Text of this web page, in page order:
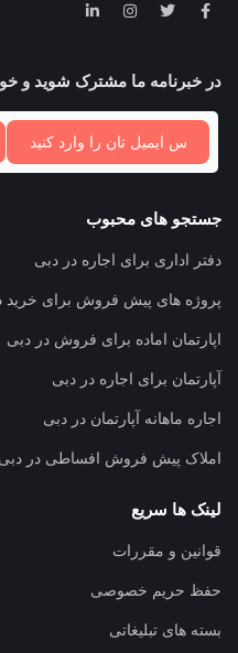
در خبرنامه ما مشترک شوید و
جستجو های محبوب
دفتر اداری برای اجاره در دبی
پروژه های پیش فروش برای خرید
اپارتمان اماده برای فروش در دبی
آپارتمان برای اجاره در دبی
اجاره ماهانه آپارتمان در دبی
املاک پیش فروش افساطی در دبی تا 1/100/000
لینک ها سریع
قوانین و مقررات
حفظ حریم خصوصی
بسته های تبلیغاتی